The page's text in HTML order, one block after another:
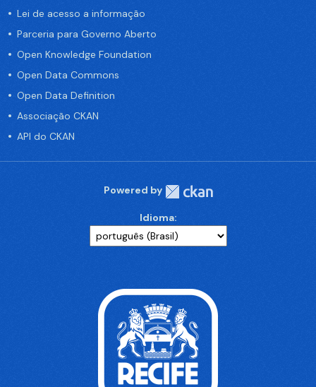
Lei de acesso a informação
Parceria para Governo Aberto
Open Knowledge Foundation
Open Data Commons
Open Data Definition
Associação CKAN
API do CKAN
Powered by
Idioma